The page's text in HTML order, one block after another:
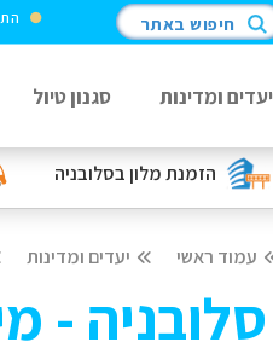
הזמנת מלוןבסלובניה
חיפוש באתר
יעדים ומדינות סגנון טיול
עמוד ראשי יעדים ומדינות
סלובניה -